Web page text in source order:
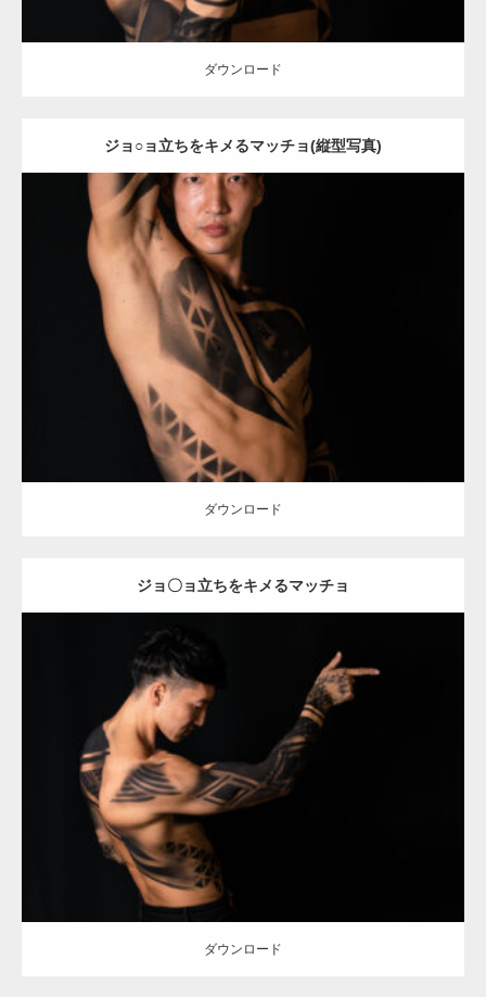
ダウンロード
ジョ○ョ立ちをキメるマッチョ(縦型写真)
Update:2021.12.21
Category: アートなマッチョ オレンジの人
ダウンロード
ダウンロード
ジョ〇ョ立ちをキメるマッチョ
Update: 2023.02.20
Category: アートなマッチョ オレンジの人 AKIHITO(細マッチョ)
ダウンロード
ダウンロード
【YouTube】マッチョフリー素材メンバーが
ギネス世界記録…
【TV】TBS番組「ひるおび」にてマッスルプ
ラスが紹介されま…
TOKYO FMラジオ番組「ONE MORNING」
で紹介さ…